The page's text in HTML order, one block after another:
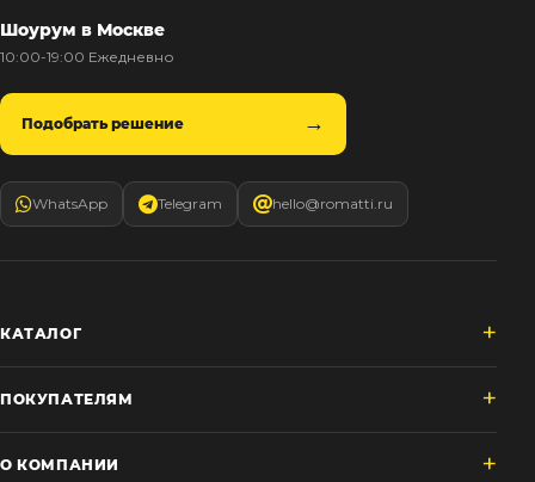
Шоурум в Москве
10:00-19:00 Ежедневно
Подобрать решение
WhatsApp Telegram hello@romatti.ru
КАТАЛОГ
ПОКУПАТЕЛЯМ
О КОМПАНИИ